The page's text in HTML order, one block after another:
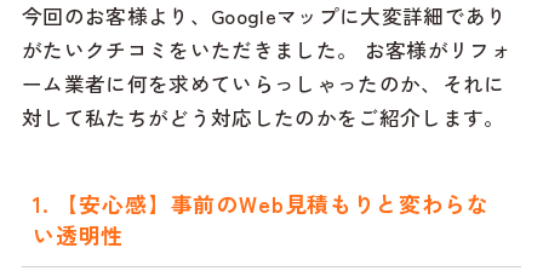
今回のお客様より、Googleマップに大変詳細であり
がたいクチコミをいただきました。 お客様がリフォ
ーム業者に何を求めていらっしゃったのか、それに
対して私たちがどう対応したのかをご紹介します。
1. 【安心感】事前のWeb見積もりと変わらな
い透明性